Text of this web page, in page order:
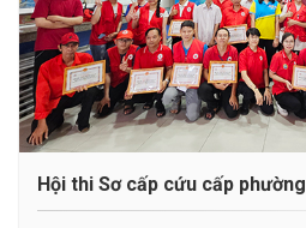
Hội thi Sơ cấp cứu cấp phường